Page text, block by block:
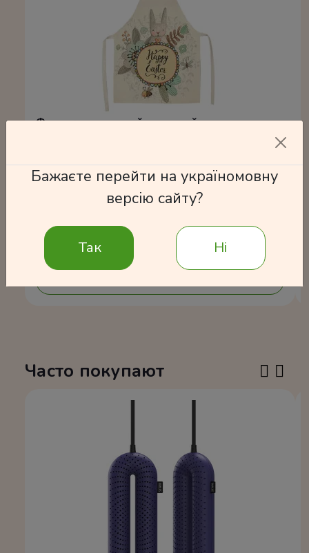
Фартук пасхальный взрослый
В корзину
Часто покупают
Бажаєте перейти на україномовну
версію сайту?
Так Ні